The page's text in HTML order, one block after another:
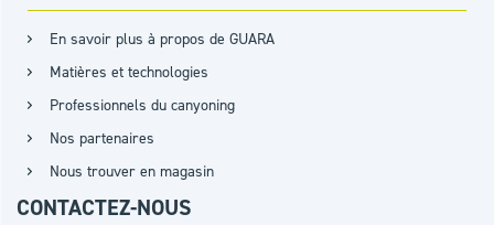
En savoir plus à propos de GUARA
Matières et technologies
Professionnels du canyoning
Nos partenaires
Nous trouver en magasin
CONTACTEZ-NOUS